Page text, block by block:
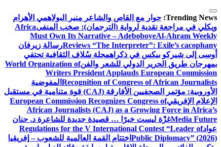
Trending News: حوار مع القاص والشاعر منير البولاهمي الأهرام
ويكلي في مراجعة نقدية لرواية (الترجمان): صخب المنفىAfrica
Must Own Its Narrative – AdeboboyeAl-Ahram Weekly
Reviews “The Interpreter”: Exile’s cacophanyرسالة زيرفان
أوسى إلى شيركو بيكس في ذكراهمجلة سُلاف الثقافية تحتفي
بمهرجان طريق الحرير الدولي للشعر والفنWorld Organization of
Writers President Applauds European Commission
Recognition of Congress of African Journalists المفوضية
الأوروبية: مؤتمر الصحفيين الأفارقة (CAJ) قوة متنامية في مستقبل
الإعلام الإفريقيEuropean Commission Recognizes Congress of
African Journalists (CAJ) as a Growing Force in Africa’s
Media Futureغزّة ليست خبرًا … قصيدة جديدة للشاعرة د. حنان
عوادRegulations for the V International Contest “Leader of
Public Diplomacy” (2026) اختتام القمة العالمية للشعوب – إفريقيا